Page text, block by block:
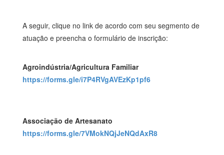
A seguir, clique no link de acordo com seu segmento de
atuação e preencha o formulário de inscrição:
Agroindústria/Agricultura Familiar
https://forms.gle/i7P4RVgAVEzKp1pf6
Associação de Artesanato
https://forms.gle/7VMokNQjJeNQdAxR8